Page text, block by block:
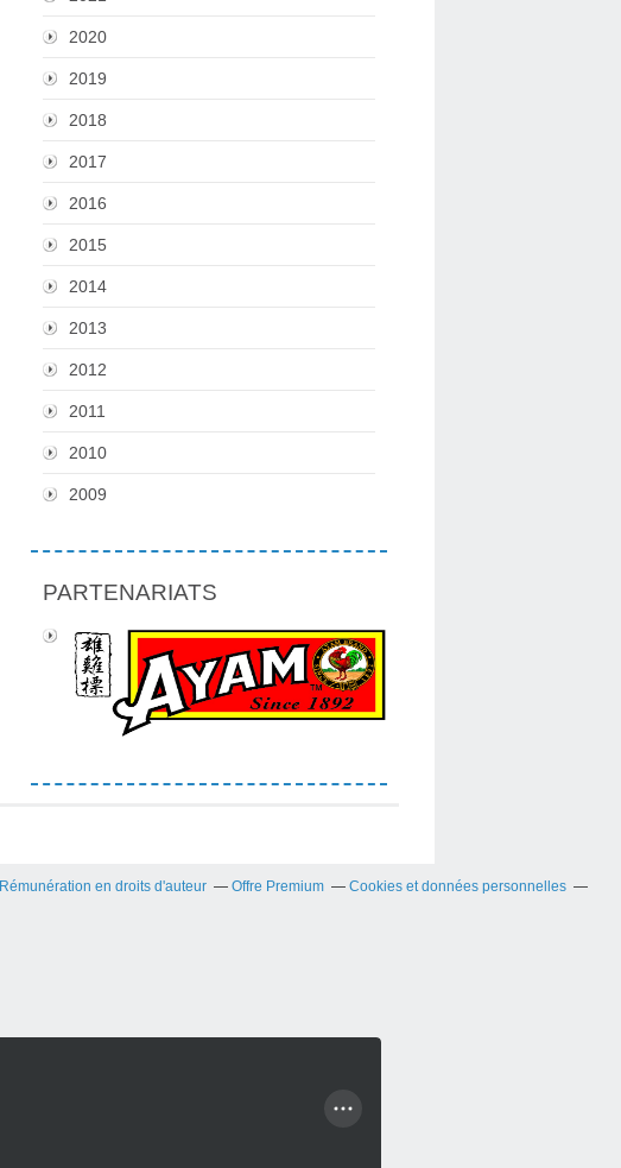
2020
2019
2018
2017
2016
2015
2014
2013
2012
2011
2010
2009
PARTENARIATS
Rémunération en droits d'auteur Offre Premium
Cookies et données personnelles